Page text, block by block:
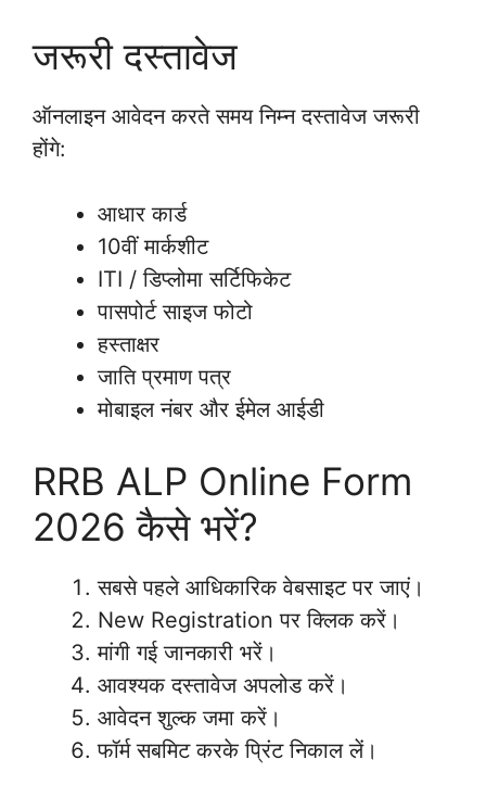
जरूरी दस्तावेज
ऑनलाइन आवेदन करते समय निम्न दस्तावेज जरूरी
होंगे:
आधार कार्ड
10वीं मार्कशीट
ITI / डिप्लोमा सर्टिफिकेट
पासपोर्ट साइज फोटो
हस्ताक्षर
जाति प्रमाण पत्र
मोबाइल नंबर और ईमेल आईडी
RRB ALP Online Form
2026 कैसे भरें?
सबसे पहले आधिकारिक वेबसाइट पर जाएं।
New Registration पर क्लिक करें।
मांगी गई जानकारी भरें।
आवश्यक दस्तावेज अपलोड करें।
आवेदन शुल्क जमा करें।
फॉर्म सबमिट करके प्रिंट निकाल लें।